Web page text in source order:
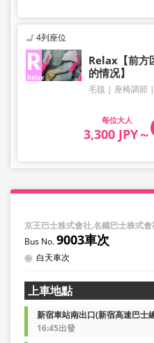
4列座位
Relax【前方
的情况】
毛毯 座椅調節
大人
3,300 JPY～
京王巴士株式會社,名鐵巴士株式會
9003車次
白天車次
上車地點
新宿車站南出口(新宿高速巴士
16:45出發